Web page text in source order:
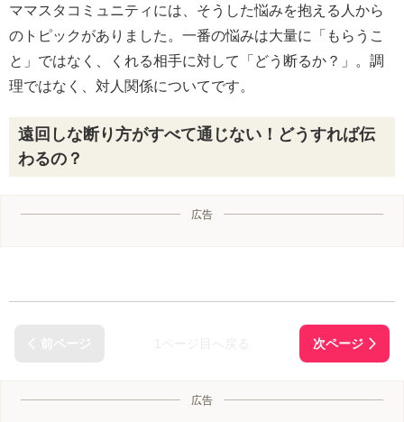
ママスタコミュニティには、そうした悩みを抱える人から
のトピックがありました。一番の悩みは大量に「もらうこ
と」ではなく、くれる相手に対して「どう断るか？」。調
理ではなく、対人関係についてです。
遠回しな断り方がすべて通じない！どうすれば伝
わるの？
広告
広告